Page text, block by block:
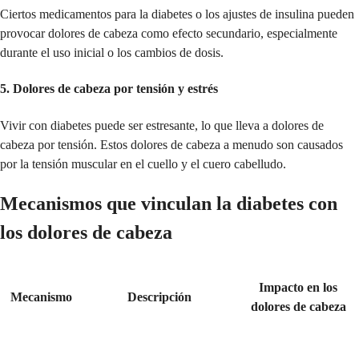
Ciertos medicamentos para la diabetes o los ajustes de insulina pueden
provocar dolores de cabeza como efecto secundario, especialmente
durante el uso inicial o los cambios de dosis.
5. Dolores de cabeza por tensión y estrés
Vivir con diabetes puede ser estresante, lo que lleva a dolores de
cabeza por tensión. Estos dolores de cabeza a menudo son causados
por la tensión muscular en el cuello y el cuero cabelludo.
Mecanismos que vinculan la diabetes con
los dolores de cabeza
Mecanismo Descripción
Impacto en los
dolores de cabeza